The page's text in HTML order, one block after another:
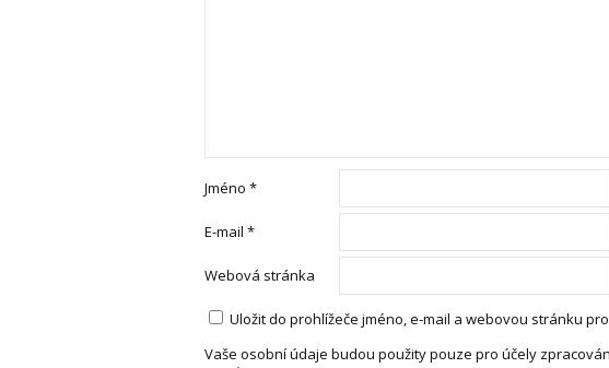
Jméno *
E-mail *
Webová stránka
Uložit do prohlížeče jméno, e-mail a webovou stránku
Vaše osobní údaje budou použity pouze pro účely